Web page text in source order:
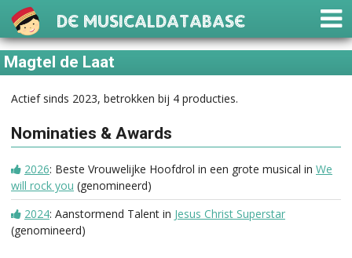
De Musicaldatabase
Magtel de Laat
Actief sinds 2023, betrokken bij 4 producties.
Nominaties & Awards
2026: Beste Vrouwelijke Hoofdrol in een grote musical in We
will rock you (genomineerd)
2024: Aanstormend Talent in Jesus Christ Superstar
(genomineerd)